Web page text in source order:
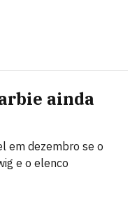
ainda
em dezembro se o
e o elenco